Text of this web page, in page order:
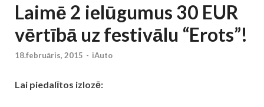
Laimē 2 ielūgumus 30 EUR
vērtībā uz festivālu “Erots”!
18.februāris, 2015 - iAuto
Lai piedalītos izlozē: